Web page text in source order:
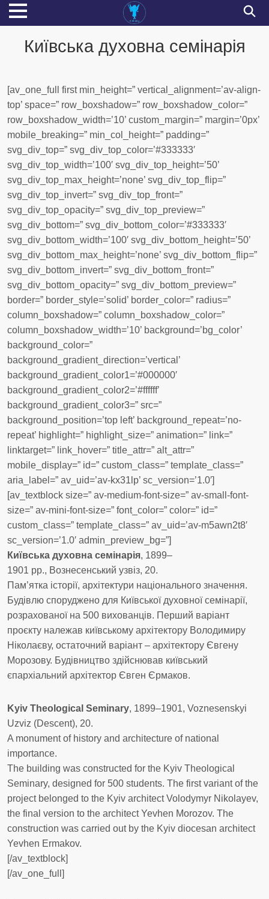
Київська духовна семінарія
[av_one_full first min_height=” vertical_alignment=’av-align-
top’ space=” row_boxshadow=” row_boxshadow_color=”
row_boxshadow_width=’10’ custom_margin=” margin=’0px’
mobile_breaking=” min_col_height=” padding=”
svg_div_top=” svg_div_top_color=’#333333′
svg_div_top_width=’100′ svg_div_top_height=’50’
svg_div_top_max_height=’none’ svg_div_top_flip=”
svg_div_top_invert=” svg_div_top_front=”
svg_div_top_opacity=” svg_div_top_preview=”
svg_div_bottom=” svg_div_bottom_color=’#333333′
svg_div_bottom_width=’100′ svg_div_bottom_height=’50’
svg_div_bottom_max_height=’none’ svg_div_bottom_flip=”
svg_div_bottom_invert=” svg_div_bottom_front=”
svg_div_bottom_opacity=” svg_div_bottom_preview=”
border=” border_style=’solid’ border_color=” radius=”
column_boxshadow=” column_boxshadow_color=”
column_boxshadow_width=’10’ background=’bg_color’
background_color=”
background_gradient_direction=’vertical’
background_gradient_color1=’#000000′
background_gradient_color2=’#ffffff’
background_gradient_color3=” src=”
background_position=’top left’ background_repeat=’no-
repeat’ highlight=” highlight_size=” animation=” link=”
linktarget=” link_hover=” title_attr=” alt_attr=”
mobile_display=” id=” custom_class=” template_class=”
aria_label=” av_uid=’av-kx31lp’ sc_version=’1.0′]
[av_textblock size=” av-medium-font-size=” av-small-font-
size=” av-mini-font-size=” font_color=” color=” id=”
custom_class=” template_class=” av_uid=’av-m5awn2t8′
sc_version=’1.0′ admin_preview_bg=”]
Київська духовна семінарія, 1899–
1901 рр., Вознесенський узвіз, 20.
Пам’ятка історії, архітектури національного значення.
Будівлю споруджено для Київської духовної семінарії,
розрахованої на 500 вихованців. Перший варіант
проєкту належав київському архітектору Володимиру
Ніколаєву, остаточний варіант – архітектору Євгену
Морозову. Будівництво здійснював київський
єпархіальний архітектор Євген Єрмаков.
Kyiv Theological Seminary, 1899–1901, Voznesenskyi
Uzviz (Descent), 20.
A monument of history and architecture of national
importance.
The building was constructed for the Kyiv Theological
Seminary, designed for 500 students. The first variant of the
project belonged to the Kyiv architect Volodymyr Nikolayev,
the final version to the architect Yevhen Morozov. The
construction was carried out by the Kyiv diocesan architect
Yevhen Ermakov.
[/av_textblock]
[/av_one_full]